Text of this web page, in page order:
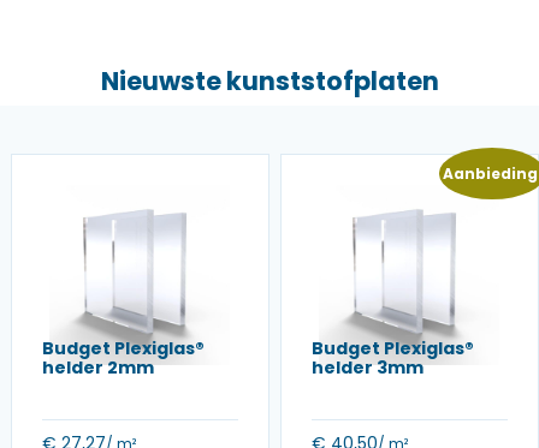
Nieuwste kunststofplaten
Budget Plexiglas®
helder 2mm
Budget Plexiglas®
helder 3mm